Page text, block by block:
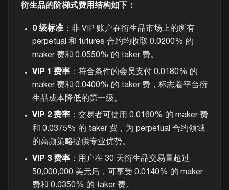
衍生品的阶梯式费用结构如下：
0 级标准：非 VIP 账户在衍生品市场上的所有
perpetual 和 futures 合约均收取 0.0200% 的
maker 费和 0.0550% 的 taker 费。
VIP 1 费率：符合条件的会员支付 0.0180% 的
maker 费和 0.0400% 的 taker 费，标志着平台衍
生品成本降低的第一级。
VIP 2 费率：交易者可使用 0.0160% 的 maker 费
和 0.0375% 的 taker 费，为 perpetual 合约领域
的高频策略提供专业优势。
VIP 3 费率：用户在 30 天衍生品交易量超过
50,000,000 美元后，可享受 0.0140% 的 maker
费和 0.0350% 的 taker 费。